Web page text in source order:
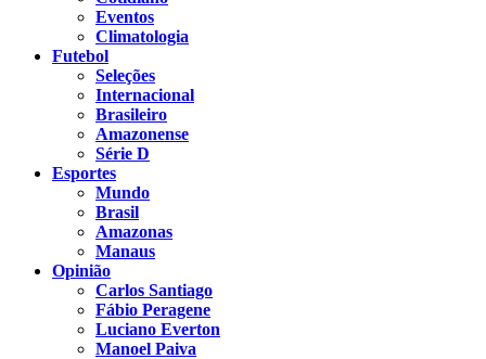
Eventos
Climatologia
Futebol
Seleções
Internacional
Brasileiro
Amazonense
Série D
Esportes
Mundo
Brasil
Amazonas
Manaus
Opinião
Carlos Santiago
Fábio Peragene
Luciano Everton
Manoel Paiva